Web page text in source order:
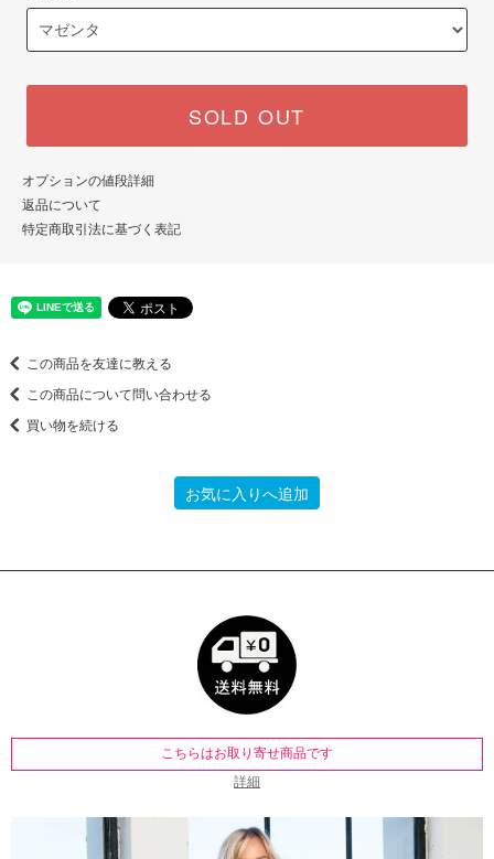
SOLD OUT
オプションの値段詳細
返品について
特定商取引法に基づく表記
この商品を友達に教える
この商品について問い合わせる
買い物を続ける
お気に入りへ追加
こちらはお取り寄せ商品です
詳細